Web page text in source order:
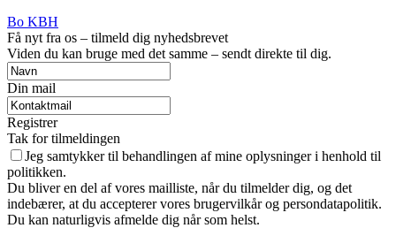
Bo KBH
Få nyt fra os – tilmeld dig nyhedsbrevet
Viden du kan bruge med det samme – sendt direkte til dig.
Din mail
Registrer
Tak for tilmeldingen
Jeg samtykker til behandlingen af mine oplysninger i henhold til
politikken.
Du bliver en del af vores mailliste, når du tilmelder dig, og det
indebærer, at du accepterer vores brugervilkår og persondatapolitik.
Du kan naturligvis afmelde dig når som helst.